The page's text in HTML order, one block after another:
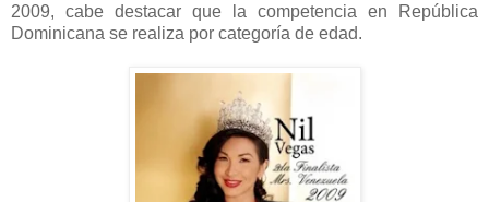
2009, cabe destacar que la competencia en República
Dominicana se realiza por categoría de edad.